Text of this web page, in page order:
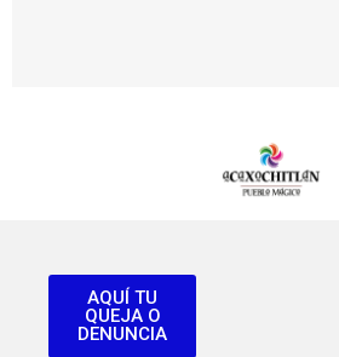
AQUÍ TU
QUEJA O
DENUNCIA